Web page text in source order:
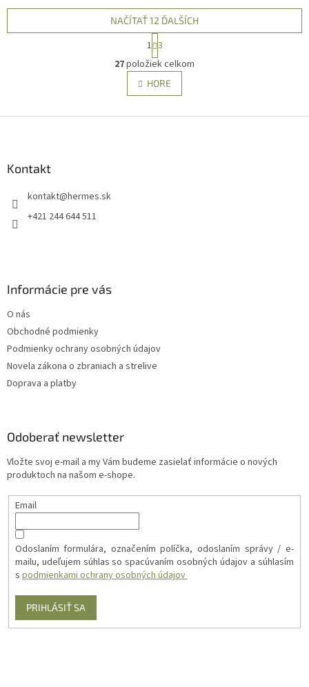
možné košeľu zakasať do
možné košeľu zakasať do
nohavíc. Dopredaj,...
O
v
l
á
NAČÍTAŤ 12 ĎALŠÍCH
t
r
á
n
k
v
1 3
27položiek celkom
HORE
Kontakt
kontakt@hermes.sk
+421 244 644 511
Informácie pre vás
O nás
Obchodné podmienky
Podmienky ochrany osobných údajov
Novela zákona o zbraniach a strelive
Doprava a platby
Odoberať newsletter
Vložte svoj e-mail a my Vám budeme zasielať informácie o nových
produktoch na našom e-shope.
Email
Odoslaním formulára, označením políčka, odoslaním správy / e-
mailu, udeľujem súhlas so spacúvaním osobných údajov a súhlasím
s podmienkami ochrany osobných údajov
PRIHLÁSIŤ SA